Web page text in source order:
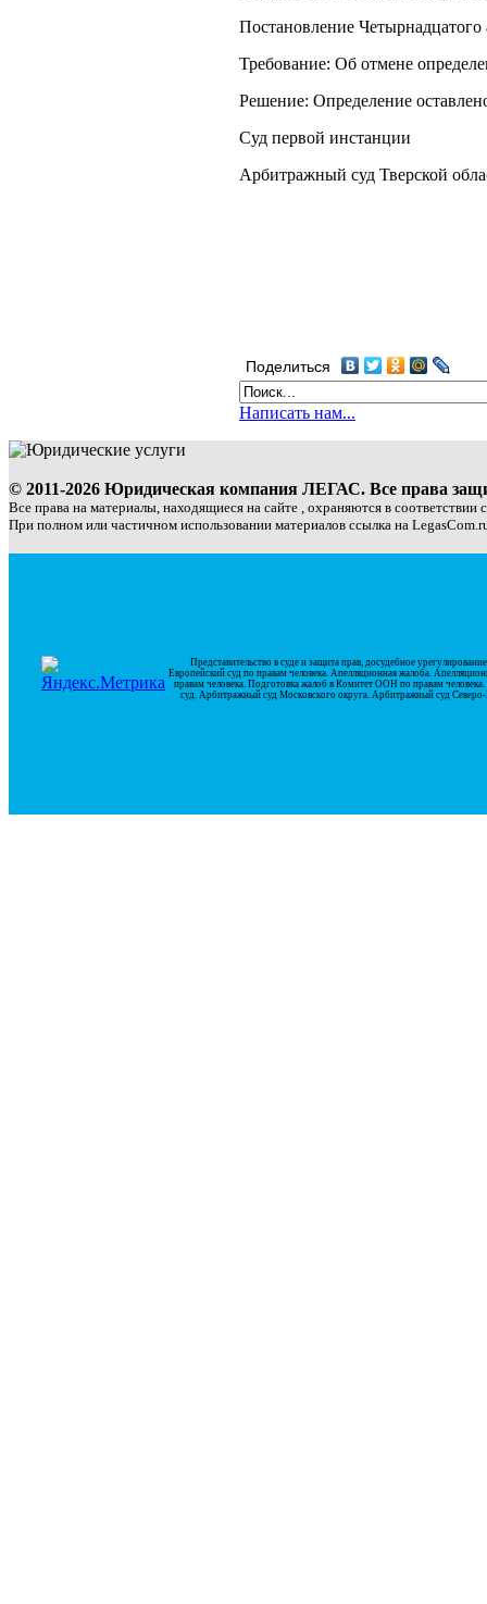
Постановление
Требование: Об отмене
Решение: Определение
Суд первой инстанции
Арбитражный суд Тверской
Поделиться
Написать нам...
© 2011-2026 Юридическая компания ЛЕГАС. Все права
Все права на материалы, находящиеся на сайте , охраняются в соответствии
При полном или частичном использовании материалов ссылка на
Представительство в суде и защита прав, досудебное
Европейский суд по правам человека. Апелляционная жалоба.
правам человека. Подготовка жалоб в Комитет ООН по правам
суд. Арбитражный суд Московского округа. Арбитражный суд